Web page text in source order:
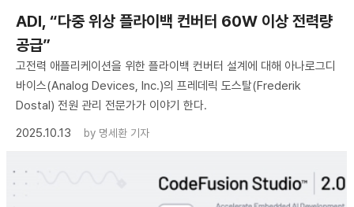
ADI, “다중 위상 플라이백 컨버터 60W 이상 전력량
공급”
고전력 애플리케이션을 위한 플라이백 컨버터 설계에 대해 아나로그디
바이스(Analog Devices, Inc.)의 프레데릭 도스탈(Frederik
Dostal) 전원 관리 전문가가 이야기 한다.
2025.10.13
by 명세환 기자